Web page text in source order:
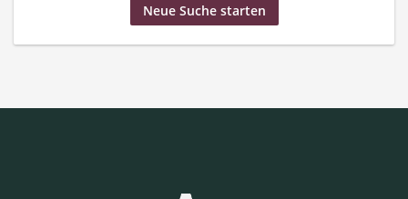
Neue Suche starten